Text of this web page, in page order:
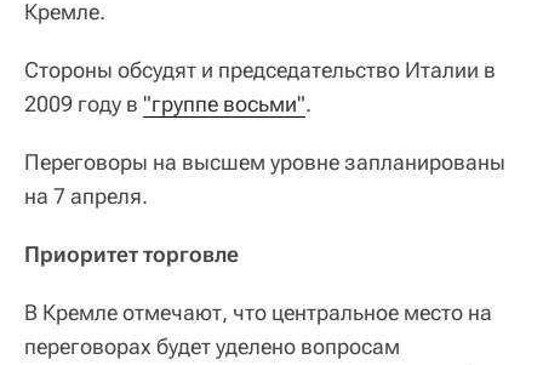
Кремле.
Стороны обсудят и председательство Италии в
2009 году в "группе восьми".
Переговоры на высшем уровне запланированы
на 7 апреля.
Приоритет торговле
В Кремле отмечают, что центральное место на
переговорах будет уделено вопросам